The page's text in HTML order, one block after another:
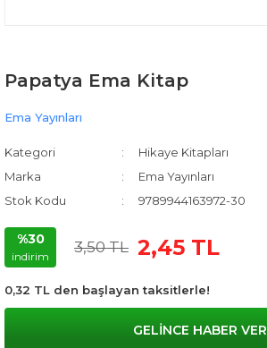
Papatya Ema Kitap
Ema Yayınları
Kategori
Hikaye Kitapları
Marka
Ema Yayınları
Stok Kodu
9789944163972-30
%30
indirim
3,50 TL 2,45 TL
0,32 TL den başlayan taksitlerle!
GELİNCE HABER VER